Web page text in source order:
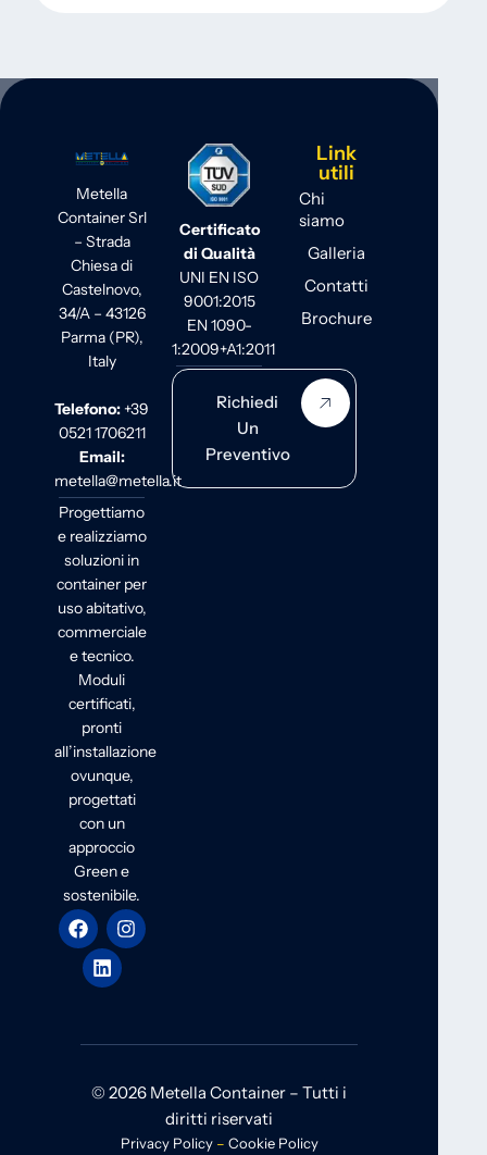
Metella
Container Srl
– Strada
Chiesa di
Castelnovo,
34/A – 43126
Parma (PR),
Italy
Telefono:+39
0521 1706211
Email:
metella@metella.it
Progettiamo
e realizziamo
soluzioni in
container per
uso abitativo,
commerciale
e tecnico.
Moduli
certificati,
pronti
all’installazione
ovunque,
progettati
con un
approccio
Green e
sostenibile.
Certificato
di Qualità
UNI EN ISO
9001:2015
EN 1090-
1:2009+A1:2011
Richiedi
Un
Preventivo
Link
utili
Chi
siamo
Galleria
Contatti
Brochure
© 2026 Metella Container – Tutti i
diritti riservati
Privacy Policy– Cookie Policy